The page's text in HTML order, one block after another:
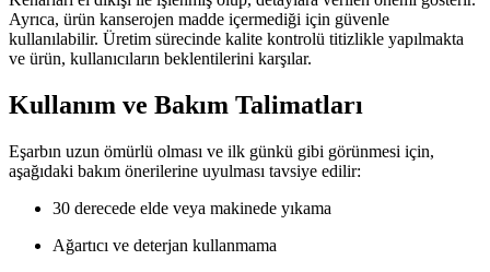
Ayrıca, ürün kanserojen madde içermediği için güvenle
kullanılabilir. Üretim sürecinde kalite kontrolü titizlikle yapılmakta
ve ürün, kullanıcıların beklentilerini karşılar.
Kullanım ve Bakım Talimatları
Eşarbın uzun ömürlü olması ve ilk günkü gibi görünmesi için,
aşağıdaki bakım önerilerine uyulması tavsiye edilir:
30 derecede elde veya makinede yıkama
Ağartıcı ve deterjan kullanmama